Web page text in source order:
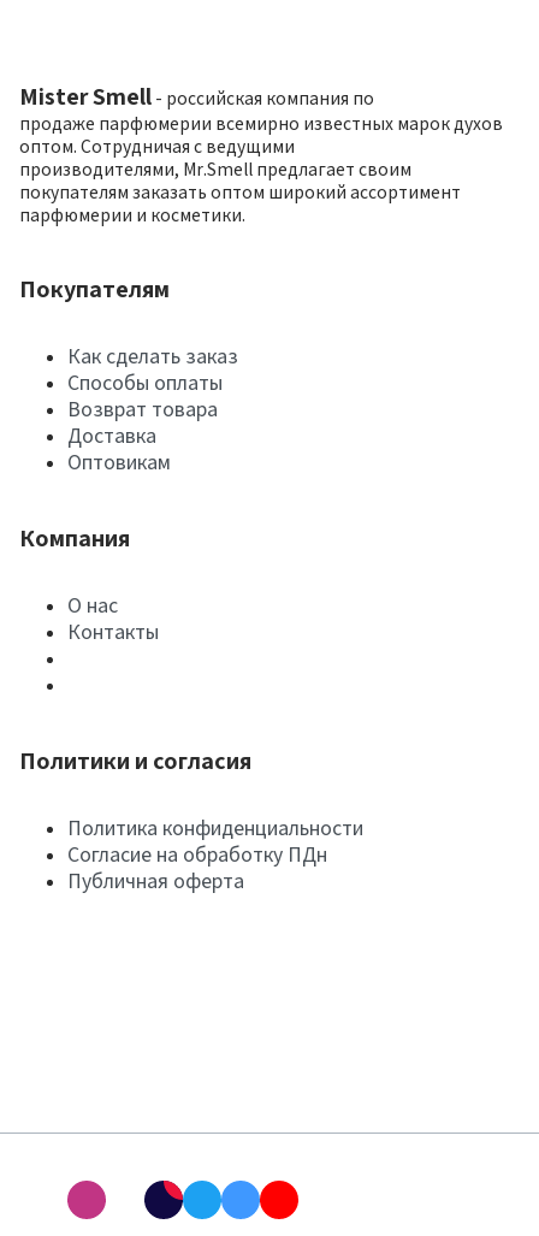
Mister Smell - российская компания по
продаже парфюмерии всемирно известных марок духов
оптом. Сотрудничая с ведущими
производителями, Mr.Smell предлагает своим
покупателям заказать оптом широкий ассортимент
парфюмерии и косметики.
Покупателям
Как сделать заказ
Способы оплаты
Возврат товара
Доставка
Оптовикам
Компания
О нас
Контакты
Политики и согласия
Политика конфиденциальности
Согласие на обработку ПДн
Публичная оферта